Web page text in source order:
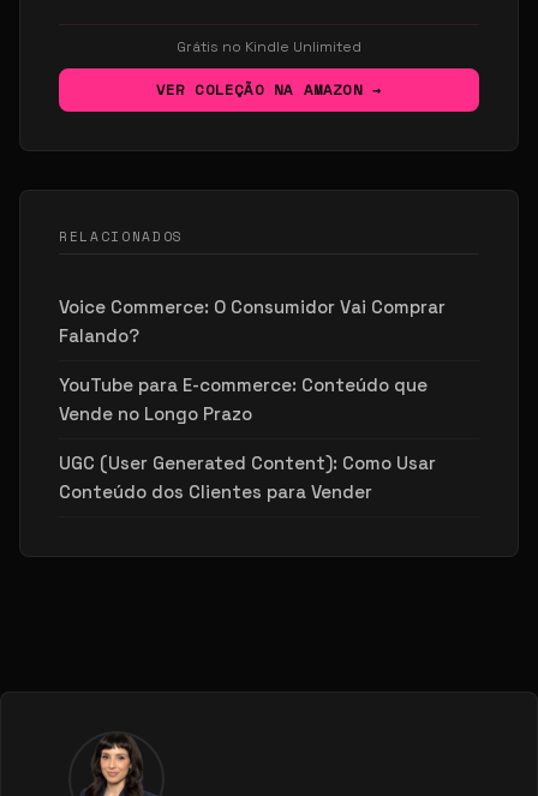
Grátis no Kindle Unlimited
VER COLEÇÃO NA AMAZON →
RELACIONADOS
Voice Commerce: O Consumidor Vai Comprar
Falando?
YouTube para E-commerce: Conteúdo que
Vende no Longo Prazo
UGC (User Generated Content): Como Usar
Conteúdo dos Clientes para Vender